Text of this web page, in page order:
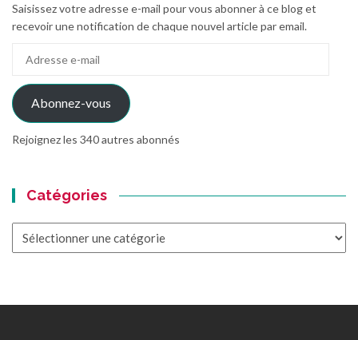
Saisissez votre adresse e-mail pour vous abonner à ce blog et
recevoir une notification de chaque nouvel article par email.
mail
Abonnez-vous
Rejoignez les 340 autres abonnés
Catégories